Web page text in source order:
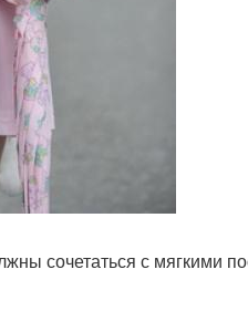
сочетаться с мягкими